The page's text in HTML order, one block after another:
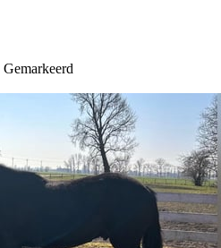
Gemarkeerd